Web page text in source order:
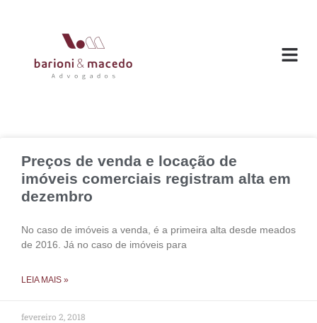
Preços de venda e locação de
imóveis comerciais registram alta em
dezembro
No caso de imóveis a venda, é a primeira alta desde meados
de 2016. Já no caso de imóveis para
LEIA MAIS »
fevereiro 2, 2018